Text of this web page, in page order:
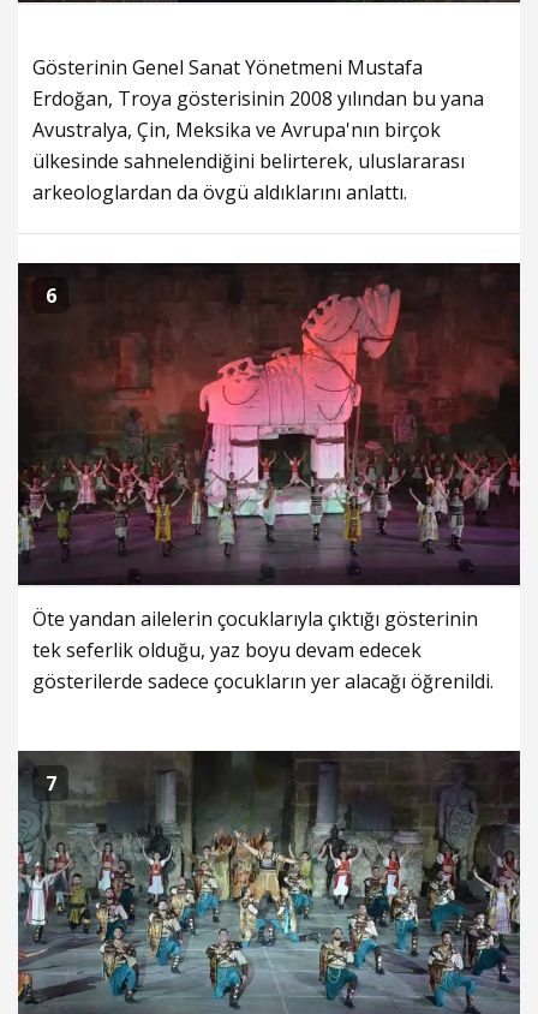
Gösterinin Genel Sanat Yönetmeni Mustafa
Erdoğan, Troya gösterisinin 2008 yılından bu yana
Avustralya, Çin, Meksika ve Avrupa'nın birçok
ülkesinde sahnelendiğini belirterek, uluslararası
arkeologlardan da övgü aldıklarını anlattı.
6
Öte yandan ailelerin çocuklarıyla çıktığı gösterinin
tek seferlik olduğu, yaz boyu devam edecek
gösterilerde sadece çocukların yer alacağı öğrenildi.
7